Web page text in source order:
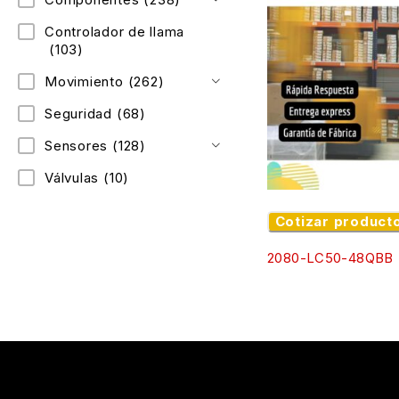
Controlador de llama
(103)
Movimiento (262)
Seguridad (68)
Sensores (128)
Válvulas (10)
Cotizar
2080-LC50-48QBB